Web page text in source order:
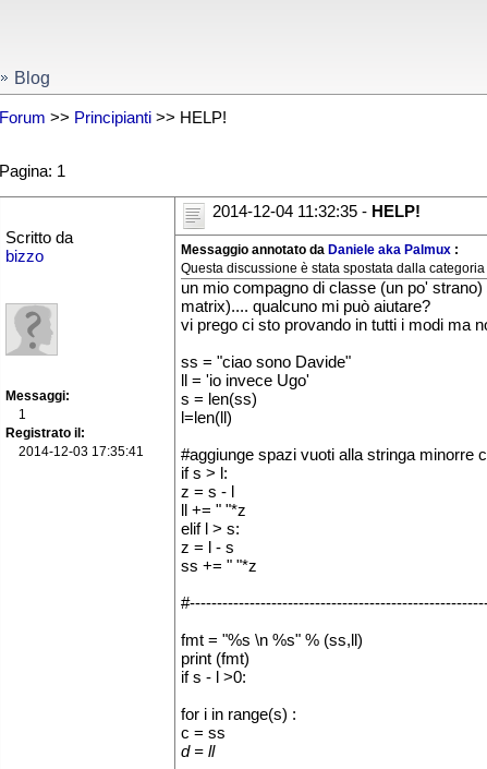
Blog
Forum >> Principianti>> HELP!
Pagina: 1
Scritto da
bizzo
Messaggi
1
Registrato il
2014-12-03 17:35:41
2014-12-04 11:32:35 - HELP!
Messaggio annotato da Daniele aka Palmux :
Questa discussione è stata spostata dalla categoria
un mio compagno di classe (un po'
matrix).... qualcuno mi può aiutare?
vi prego ci sto provando in tutti i modi ma
ss = "ciao sono Davide"
ll = 'io invece Ugo'
s = len(ss)
l=len(ll)
#aggiunge spazi vuoti alla stringa minorre
if s > l:
z = s - l
ll += " "*z
elif l > s:
z = l - s
ss += " "*z
fmt = "%s \n %s" % (ss,ll)
print (fmt)
if s - l >0:
for i in range(s) :
c = ss
d = ll